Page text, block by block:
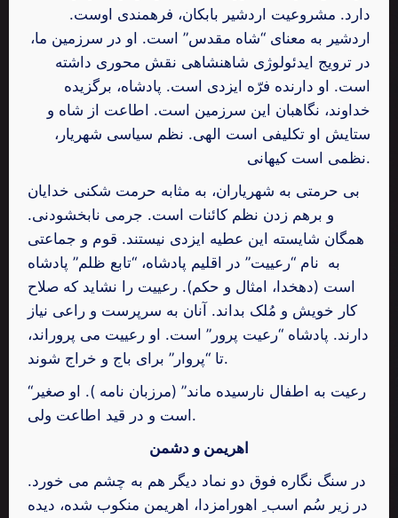
دارد. مشروعیت اردشیر بابکان، فرهمندی اوست.
اردشیر به معنای “شاه مقدس” است. او در سرزمین ما،
در ترویج ایدئولوژی شاهنشاهی نقش محوری داشته
است. او دارنده فرّه ایزدی است. پادشاه، برگزیده
خداوند، نگاهبان این سرزمین است. اطاعت از شاه و
ستایش او تکلیفی است الهی. نظم سیاسی شهریار،
نظمی است کیهانی.
بی حرمتی به شهریاران، به مثابه حرمت شکنی خدایان
و برهم زدن نظم کائنات است. جرمی نابخشودنی.
همگان شایسته این عطیه ایزدی نیستند. قوم و جماعتی
به نام “رعییت” در اقلیم پادشاه، “تابع ظلم” پادشاه
است (دهخدا، امثال و حکم). رعییت را نشاید که صلاح
کار خویش و مُلک بداند. آنان به سرپرست و راعی نیاز
دارند. پادشاه “رعیت پرور” است. او رعییت می پروراند،
تا “پروار” برای باج و خراج شوند.
“رعیت به اطفال نارسیده ماند” (مرزبان نامه ). او صغیر
است و در قید اطاعت ولی.
اهریمن و دشمن
در سنگ نگاره فوق دو نماد دیگر هم به چشم می خورد.
در زیر سُم اسب ِ اهورامزدا، اهریمن منکوب شده، دیده